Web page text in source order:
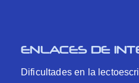
ENLACES DE
Dificultades en la